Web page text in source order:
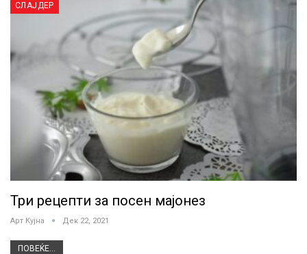
СЛАЈДЕР
Три рецепти за посен мајонез
Арт Кујна Дек 22, 2021
ПОВЕЌЕ...